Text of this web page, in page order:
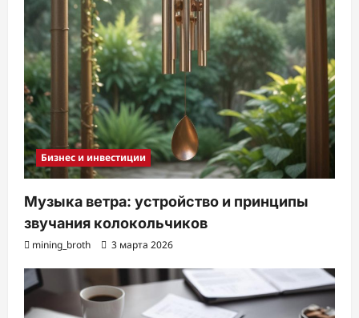
Бизнес и инвестиции
Музыка ветра: устройство и принципы
звучания колокольчиков
mining_broth 3 марта 2026